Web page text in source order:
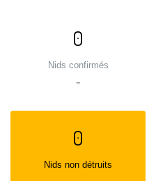
0
Nids confirmés
=
0
Nids non détruits